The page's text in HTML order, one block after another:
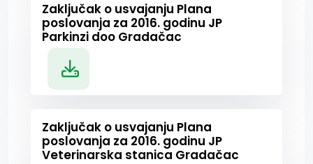
Zaključak o usvajanju Plana
poslovanja za 2016. godinu JP
Parkinzi doo Gradačac
Zaključak o usvajanju Plana
poslovanja za 2016. godinu JP
Veterinarska stanica Gradačac